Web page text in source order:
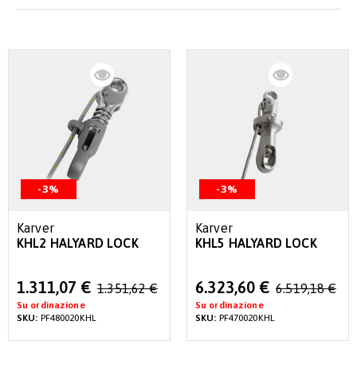
direzione
-3%
Karver
KHL2 HALYARD LOCK
Special
Price
1.311,07 € 1.351,62 €
Su ordinazione
SKU: PF480020KHL
-3%
Karver
KHL5 HALYARD LOCK
Special
Price
6.323,60 € 6.519,18 €
Su ordinazione
SKU: PF470020KHL